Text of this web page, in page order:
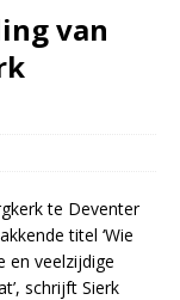
van
te Deventer
titel ‘Wie
en veelzijdige
schrijft Sierk